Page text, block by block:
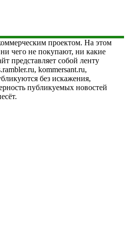
проектом. На этом
чего не покупают, ни какие
представляет собой ленту
kommersant.ru,
без искажения,
публикуемых новостей